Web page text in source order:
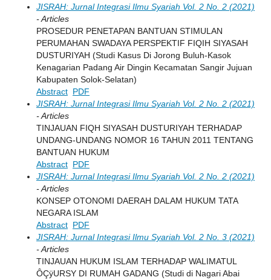
JISRAH: Jurnal Integrasi Ilmu Syariah Vol. 2 No. 2 (2021)
- Articles
PROSEDUR PENETAPAN BANTUAN STIMULAN
PERUMAHAN SWADAYA PERSPEKTIF FIQIH SIYASAH
DUSTURIYAH (Studi Kasus Di Jorong Buluh-Kasok
Kenagarian Padang Air Dingin Kecamatan Sangir Jujuan
Kabupaten Solok-Selatan)
Abstract PDF
JISRAH: Jurnal Integrasi Ilmu Syariah Vol. 2 No. 2 (2021)
- Articles
TINJAUAN FIQH SIYASAH DUSTURIYAH TERHADAP
UNDANG-UNDANG NOMOR 16 TAHUN 2011 TENTANG
BANTUAN HUKUM
Abstract PDF
JISRAH: Jurnal Integrasi Ilmu Syariah Vol. 2 No. 2 (2021)
- Articles
KONSEP OTONOMI DAERAH DALAM HUKUM TATA
NEGARA ISLAM
Abstract PDF
JISRAH: Jurnal Integrasi Ilmu Syariah Vol. 2 No. 3 (2021)
- Articles
TINJAUAN HUKUM ISLAM TERHADAP WALIMATUL
ÔÇÿURSY DI RUMAH GADANG (Studi di Nagari Abai